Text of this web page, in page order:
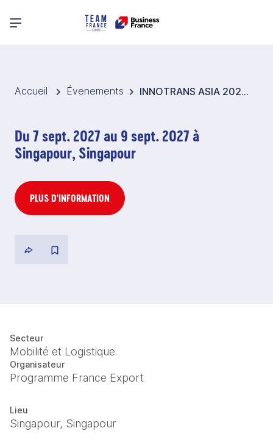
Menu principal
Accueil Évenements INNOTRANS ASIA 2027 - Pavillon France Transports ferroviaires et urbains - Singapour
Du 7 sept. 2027 au 9 sept. 2027 à
Singapour, Singapour
PLUS D'INFORMATION
Secteur
Mobilité et Logistique
Organisateur
Programme France Export
Lieu
Singapour, Singapour